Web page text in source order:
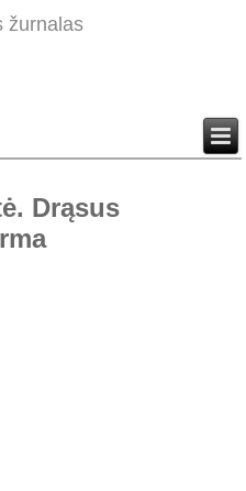
žurnalas
Drąsus